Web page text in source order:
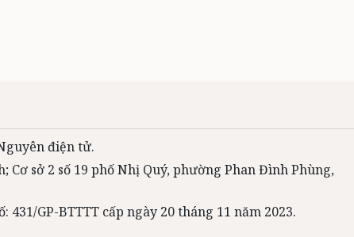
điện tử.
Cơ sở 2 số 19 phố Nhị Quý, phường Phan Đình Phùng,
GP-BTTTT cấp ngày 20 tháng 11 năm 2023.